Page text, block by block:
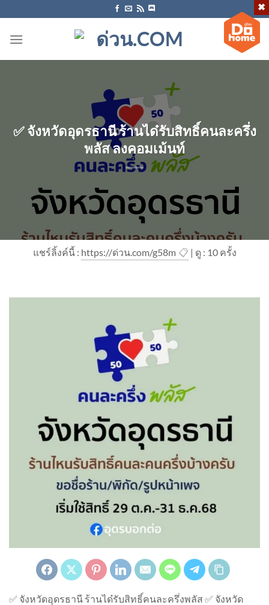
ไป
✅ จังหวัดอุดรธานี ร้านได๋รับสิทธิ์คนละครึ่ง
พลัส ลงคอม​เม้นท์
แชร์ลิ้งค์นี้ : https://ด่วน.com/g58m 📋 | ดู : 10ครั้ง
✅ จังหวัดอุดรธานี ร้านได๋รับสิทธิ์คนละครึ่งพลัส ✅ จังหวัด